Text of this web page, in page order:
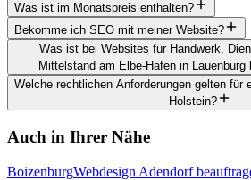
Was ist im Monatspreis enthalten?
Bekomme ich SEO mit meiner Website?
Was ist bei Websites für Handwerk,
Mittelstand am Elbe-Hafen in Lauenburg
Welche rechtlichen Anforderungen gelten für
Holstein?
Auch in Ihrer Nähe
BoizenburgWebdesign Adendorf